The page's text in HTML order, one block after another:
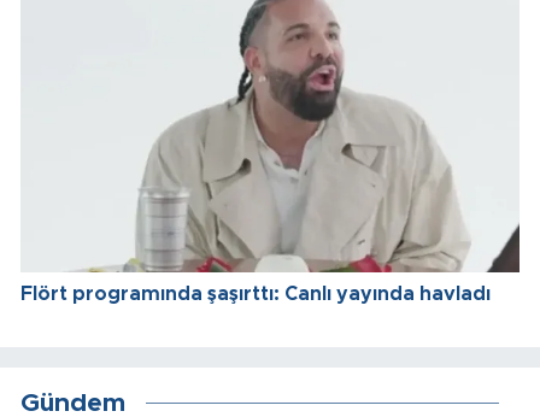
Flört programında şaşırttı: Canlı yayında havladı
Gündem